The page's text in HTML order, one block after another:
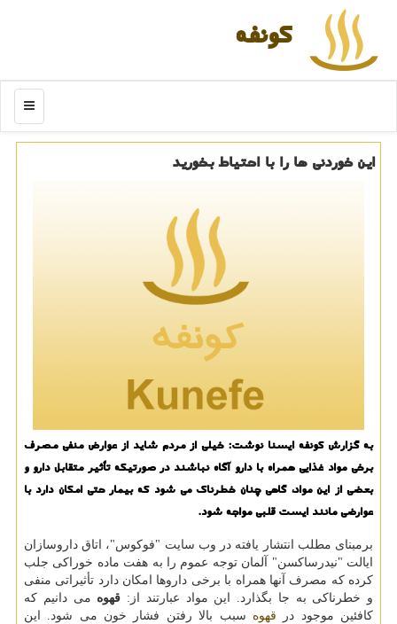
كونفه
منو
این خوردنی ها را با احتیاط بخورید
به گزارش كونفه ایسنا نوشت: خیلی از مردم شاید از عوارض منفی مصرف
برخی مواد غذایی همراه با دارو آگاه نباشند در صورتیكه تأثیر متقابل دارو و
بعضی از این مواد، گاهی چنان خطرناك می شود كه بیمار حتی امكان دارد با
عوارضی مانند ایست قلبی مواجه شود.
برمبنای مطلب انتشار یافته در وب سایت "فوكوس"، اتاق داروسازان
ایالت "نیدرساكسن" آلمان توجه عموم را به هفت ماده خوراكی جلب
كرده كه مصرف آنها همراه با برخی داروها امكان دارد تأثیراتی منفی
و خطرناكی به جا بگذارد. این مواد عبارتند از: قهوه می دانیم كه
كافئین موجود در قهوه سبب بالا رفتن فشار خون می شود. این